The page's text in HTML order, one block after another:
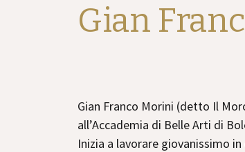
Gian
Gian Franco Morini (detto Il
all’Accademia di Belle Arti di
Inizia a lavorare giovanissimo